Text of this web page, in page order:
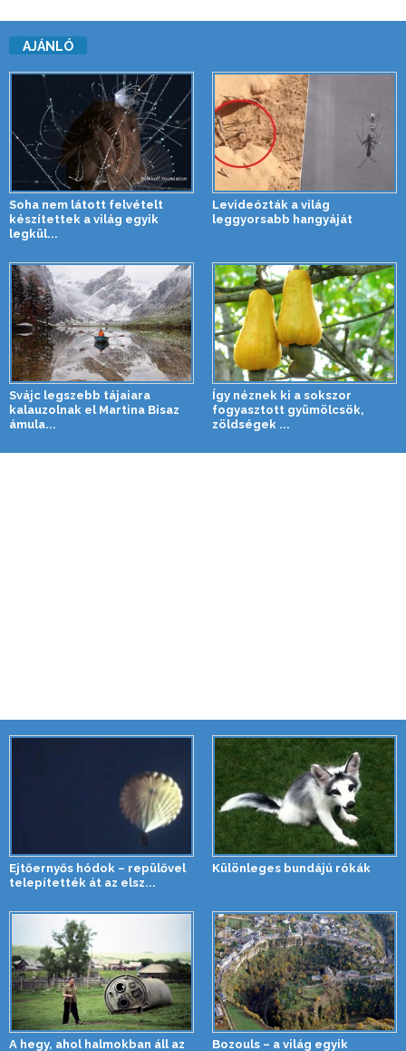
AJÁNLÓ
Soha nem látott felvételt
készítettek a világ egyik
legkül...
Levideózták a világ
leggyorsabb hangyáját
Svájc legszebb tájaiara
kalauzolnak el Martina Bisaz
ámula...
Így néznek ki a sokszor
fogyasztott gyümölcsök,
zöldségek ...
Ejtőernyős hódok – repülővel
telepítették át az elsz...
Különleges bundájú rókák
A hegy, ahol halmokban áll az Bozouls – a világ egyik